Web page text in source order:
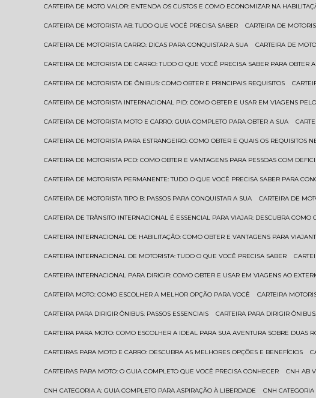
CARTEIRA DE MOTO VALOR: ENTENDA OS CUSTOS E COMO ECONOMIZAR NA
CARTEIRA DE MOTORISTA AB: TUDO QUE VOCÊ PRECISA SABER CARTEIRA DE
CARTEIRA DE MOTORISTA CARRO: DICAS PARA CONQUISTAR A SUA CARTEIRA DE
CARTEIRA DE MOTORISTA DE CARRO: TUDO O QUE VOCÊ PRECISA SABER PARA OBTER
CARTEIRA DE MOTORISTA DE ÔNIBUS: COMO OBTER E PRINCIPAIS REQUISITOS
CARTEIRA DE MOTORISTA INTERNACIONAL PID: COMO OBTER E USAR EM VIAGENS
CARTEIRA DE MOTORISTA MOTO E CARRO: GUIA COMPLETO PARA OBTER A SUA
CARTEIRA DE MOTORISTA PARA ESTRANGEIRO: COMO OBTER E QUAIS OS REQUISITOS
CARTEIRA DE MOTORISTA PCD: COMO OBTER E VANTAGENS PARA PESSOAS COM
CARTEIRA DE MOTORISTA PERMANENTE: TUDO O QUE VOCÊ PRECISA SABER PARA
CARTEIRA DE MOTORISTA TIPO B: PASSOS PARA CONQUISTAR A SUA CARTEIRA DE
CARTEIRA DE TRÂNSITO INTERNACIONAL É ESSENCIAL PARA VIAJAR: DESCUBRA COMO
CARTEIRA INTERNACIONAL DE HABILITAÇÃO: COMO OBTER E VANTAGENS PARA
CARTEIRA INTERNACIONAL DE MOTORISTA: TUDO O QUE VOCÊ PRECISA SABER
CARTEIRA INTERNACIONAL PARA DIRIGIR: COMO OBTER E USAR EM VIAGENS AO
CARTEIRA MOTO: COMO ESCOLHER A MELHOR OPÇÃO PARA VOCÊ CARTEIRA
CARTEIRA PARA DIRIGIR ÔNIBUS: PASSOS ESSENCIAIS CARTEIRA PARA DIRIGIR
CARTEIRA PARA MOTO: COMO ESCOLHER A IDEAL PARA SUA AVENTURA SOBRE DUAS
CARTEIRAS PARA MOTO E CARRO: DESCUBRA AS MELHORES OPÇÕES E BENEFÍCIOS
CARTEIRAS PARA MOTO: O GUIA COMPLETO QUE VOCÊ PRECISA CONHECER CNH AB
CNH CATEGORIA A: GUIA COMPLETO PARA ASPIRAÇÃO À LIBERDADE CNH